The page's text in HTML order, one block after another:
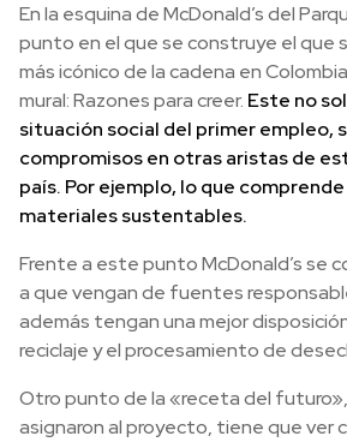
En la esquina de McDonald’s del
punto en el que se construye el que
más icónico de la cadena en
mural: Razones para creer. Este no
situación social del primer empleo,
compromisos en otras aristas de
país. Por ejemplo, lo que
materiales sustentables.
Frente a este punto McDonald’s se
a que vengan de fuentes
además tengan una mejor
reciclaje y el procesamiento de
Otro punto de la «receta del
asignaron al proyecto, tiene que ver